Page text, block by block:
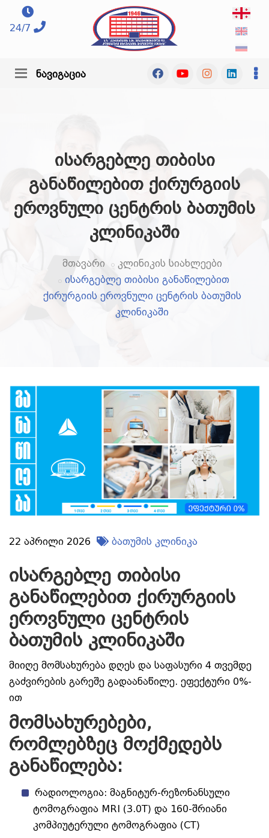
24/7
ნავიგაცია
ისარგებლე თიბისი
განაწილებით ქირურგიის
ეროვნული ცენტრის ბათუმის
კლინიკაში
მთავარი
კლინიკის სიახლეები
ისარგებლე თიბისი განაწილებით
ქირურგიის ეროვნული ცენტრის ბათუმის
კლინიკაში
22 აპრილი 2026 ბათუმის კლინიკა
ისარგებლე თიბისი
განაწილებით ქირურგიის
ეროვნული ცენტრის
ბათუმის კლინიკაში
მიიღე მომსახურება დღეს და საფასური 4 თვემდე
გაძვირების გარეშე გადაანაწილე. ეფექტური 0%-
ით
მომსახურებები,
რომლებზეც მოქმედებს
განაწილება:
რადიოლოგია: მაგნიტურ-რეზონანსული
ტომოგრაფია MRI (3.0T) და 160-შრიანი
კომპიუტერული ტომოგრაფია (CT)